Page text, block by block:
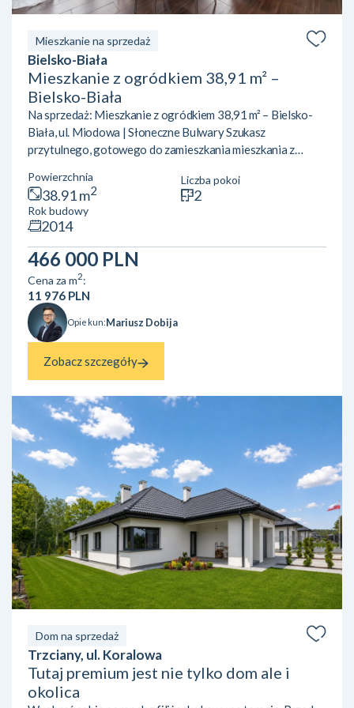
Mieszkanie na sprzedaż
Bielsko-Biała
Mieszkanie z ogródkiem 38,91 m² –
Bielsko-Biała
Na sprzedaż: Mieszkanie z ogródkiem 38,91 m² – Bielsko-
Biała, ul. Miodowa | Słoneczne Bulwary Szukasz
przytulnego, gotowego do zamieszkania mieszkania z
natury i szlaków górskich, ale z wygodnym dostępem do
infrastruktury miejskiej? Ta oferta na osiedlu Słoneczne
Bulwary (ul. Miodowa 65) jest idealna dla Ciebie!
Najważniejsze atuty nieruchomości: Prywatny ogródek:
Idealny na poranną kawę, odpoczynek po pracy i
weekendowy relaks. Gotow...
Powierzchnia
38.91 m2
Liczba pokoi
2
Rok budowy
2014
466 000 PLN
Cena za m2:
11 976 PLN
Opiekun:Mariusz Dobija
Zobacz szczegóły
Dom na sprzedaż
Trzciany, ul. Koralowa
Tutaj premium jest nie tylko dom ale i
okolica